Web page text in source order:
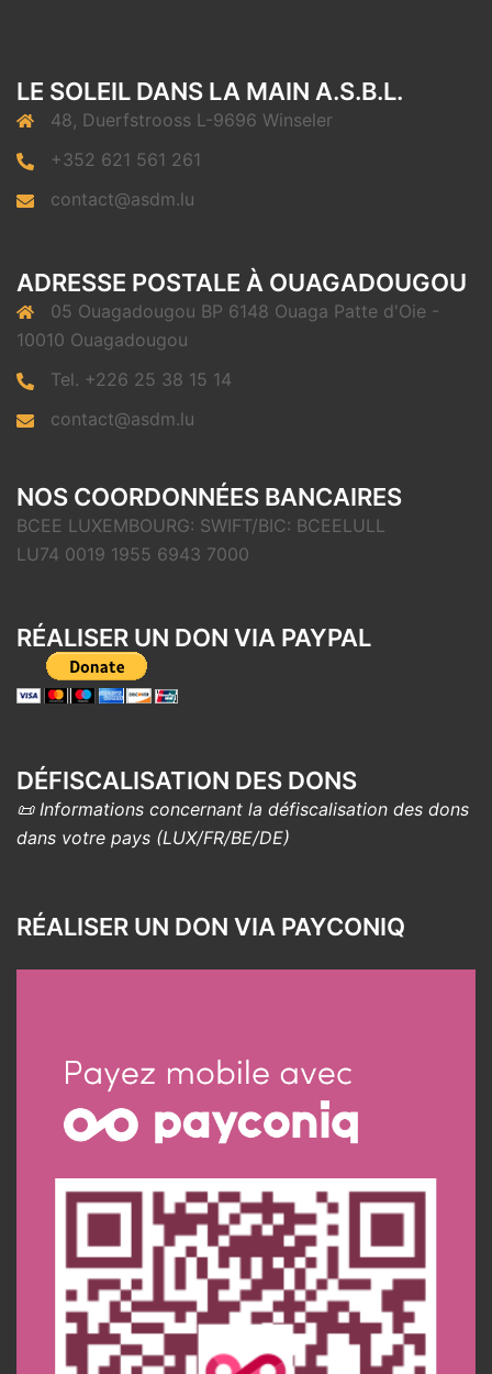
LE SOLEIL DANS LA MAIN A.S.B.L.
48, Duerfstrooss L-9696 Winseler
+352 621 561 261
contact@asdm.lu
ADRESSE POSTALE À OUAGADOUGOU
05 Ouagadougou BP 6148 Ouaga Patte d'Oie -
10010 Ouagadougou
Tel. +226 25 38 15 14
contact@asdm.lu
NOS COORDONNÉES BANCAIRES
BCEE LUXEMBOURG: SWIFT/BIC: BCEELULL
LU74 0019 1955 6943 7000
RÉALISER UN DON VIA PAYPAL
DÉFISCALISATION DES DONS
📜 Informations concernant la défiscalisation des dons
dans votre pays (LUX/FR/BE/DE)
RÉALISER UN DON VIA PAYCONIQ